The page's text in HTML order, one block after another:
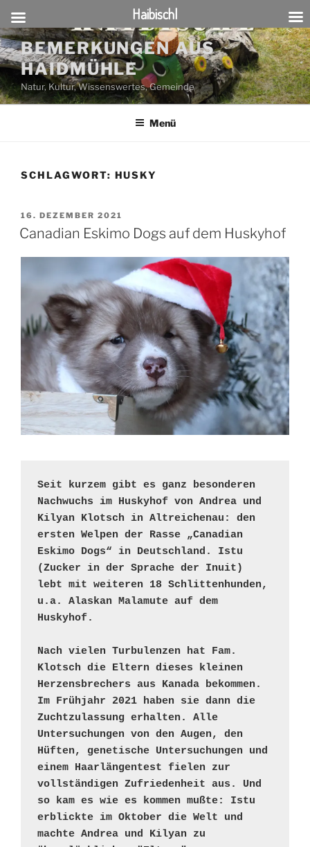
Zum
Inhalt
springen
BEMERKUNGEN AUS
HAIDMÜHLE
Natur, Kultur, Wissenswertes, Gemeinde
Menü
SCHLAGWORT: HUSKY
VERÖFFENTLICHT
AM
16. DEZEMBER 2021
Canadian Eskimo Dogs auf dem Huskyhof
Seit kurzem gibt es ganz besonderen
Nachwuchs im Huskyhof von Andrea und
Kilyan Klotsch in Altreichenau: den
ersten Welpen der Rasse „Canadian
Eskimo Dogs“ in Deutschland. Istu
(Zucker in der Sprache der Inuit)
lebt mit weiteren 18 Schlittenhunden,
u.a. Alaskan Malamute auf dem
Huskyhof.
Nach vielen Turbulenzen hat Fam.
Klotsch die Eltern dieses kleinen
Herzensbrechers aus Kanada bekommen.
Im Frühjahr 2021 haben sie dann die
Zuchtzulassung erhalten. Alle
Untersuchungen von den Augen, den
Hüften, genetische Untersuchungen und
einem Haarlängentest fielen zur
vollständigen Zufriedenheit aus. Und
so kam es wie es kommen mußte: Istu
erblickte im Oktober die Welt und
machte Andrea und Kilyan zu
Haibischl